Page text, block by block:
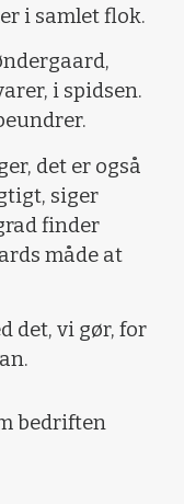
i samlet flok.
i spidsen.
det er også
siger
finder
måde at
det, vi gør, for
bedriften